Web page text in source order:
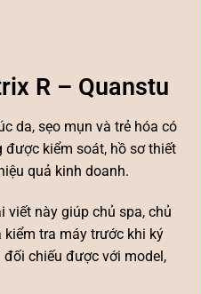
R – Quanstu
da, sẹo mụn và trẻ hóa có
được kiểm soát, hồ sơ thiết
quả kinh doanh.
viết này giúp chủ spa, chủ
kiểm tra máy trước khi ký
chiếu được với model,